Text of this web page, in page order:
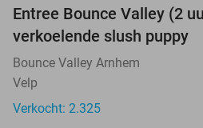
Entree Bounce Valley (2
verkoelende slush puppy
Bounce Valley Arnhem
Velp
Verkocht: 2.325